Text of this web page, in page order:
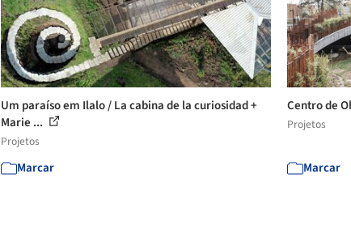
Um paraíso em Ilalo / La cabina de la curiosidad +
Marie ...
Projetos
Marcar
Centro de
Projetos
Marcar